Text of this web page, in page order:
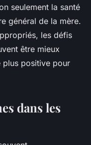
seulement la santé
général de la mère.
les défis
être mieux
plus positive pour
dans les